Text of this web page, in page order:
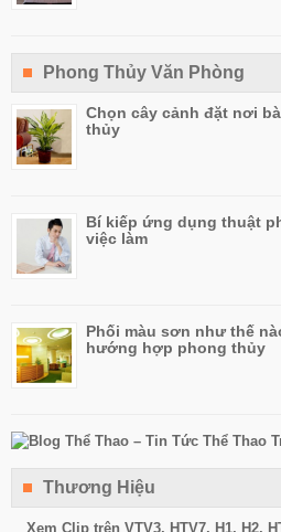
Phong Thủy Văn Phòng
Chọn cây cảnh đặt nơi
thủy
Bí kiếp ứng dụng thuật
việc làm
Phối màu sơn như thế
hướng hợp phong thủy
Thương Hiệu
Xem Clip trên VTV3, HTV7, H1, H2,